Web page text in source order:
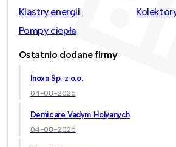
Klastry energii
Pompy ciepła
Ostatnio dodane firmy
Inoxa Sp. z o.o.
04-08-2026
Demicare Vadym Holyanych
04-08-2026